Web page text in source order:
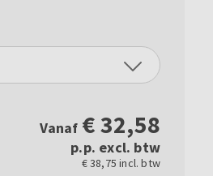
Vanaf €32,58
p.p. excl. btw
€ 38,75 incl. btw